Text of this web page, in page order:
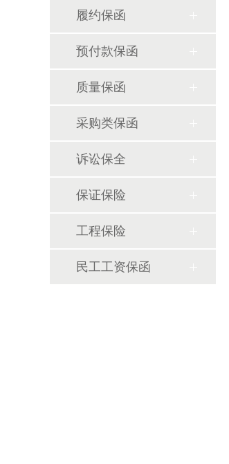
履约保函
预付款保函
质量保函
采购类保函
诉讼保全
保证保险
工程保险
民工工资保函